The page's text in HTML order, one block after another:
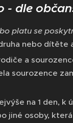
dle
platu se
nebo dítěte
a
sourozence
na 1 den,
jiné osoby,